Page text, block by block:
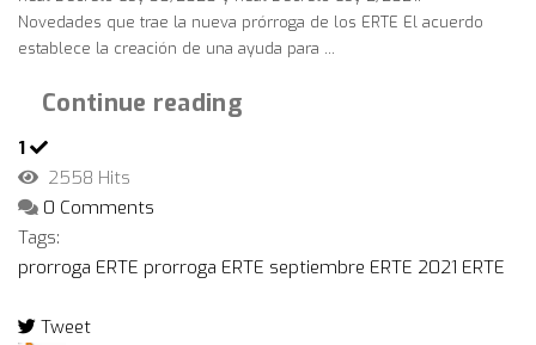
Novedades que trae la nueva prórroga de los ERTE El acuerdo
establece la creación de una ayuda para ...
Continue reading
1
2558 Hits
0 Comments
Tags:
prorroga ERTE prorroga ERTE septiembre ERTE 2021 ERTE
Tweet